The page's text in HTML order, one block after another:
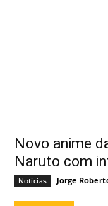
Novo anime
Naruto com
Notícias Jorge